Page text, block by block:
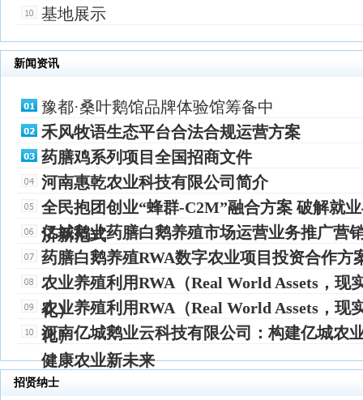
基地展示
新闻资讯
豫都·桑叶鹅馆品牌体验馆筹备中
禾风牧语生态平台合法合规运营方案
药膳鸡系列项目全国招商文件
河南惠乾农业科技有限公司简介
全民抱团创业“蜂群-C2M”融合方案 破解就
济新范式
亿城鹅业药膳白鹅养殖市场运营业务推广营
药膳白鹅养殖RWA数字农业项目投资合作方
农业养殖利用RWA（Real World Assets，现
化）
农业养殖利用RWA（Real World Assets，现
化）
河南亿城鹅业云科技有限公司：构建亿城农
健康农业新未来
招贤纳士